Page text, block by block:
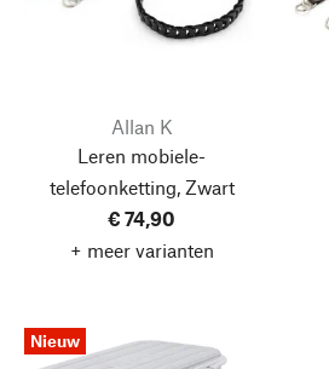
Allan K
Leren mobiele-
telefoonketting, Zwart
€ 74,90
+ meer varianten
Nieuw